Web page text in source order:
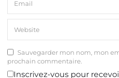
Sauvegarder mon nom, mon
prochain commentaire.
Inscrivez-vous pour